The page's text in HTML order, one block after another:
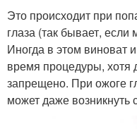
Это происходит при
глаза (так бывает,
Иногда в этом виноват
время процедуры, хотя
запрещено. При ожоге
может даже возникнуть